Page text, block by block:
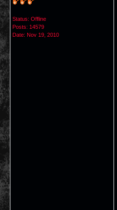
Status: Offline
Posts: 14579
Date: Nov 19, 2010